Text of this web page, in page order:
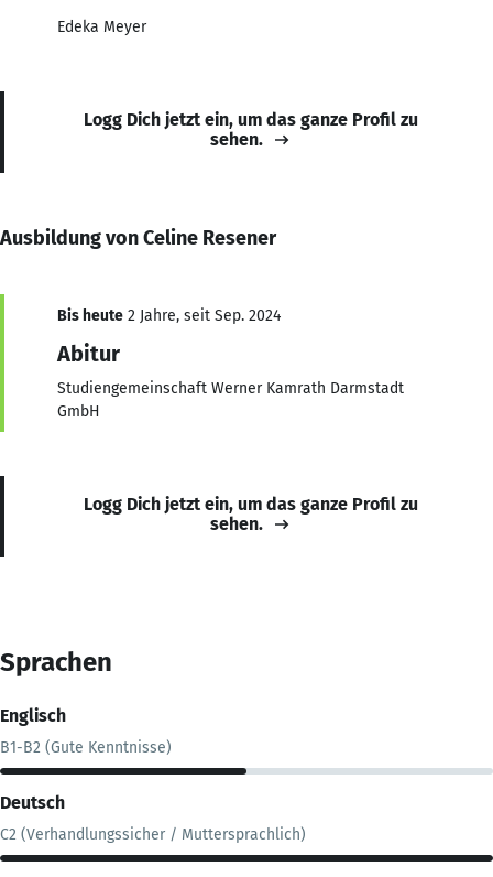
Edeka Meyer
Logg Dich jetzt ein, um das ganze Profil zu
sehen.
Ausbildung von Celine Resener
Bis heute 2 Jahre, seit Sep. 2024
Abitur
Studiengemeinschaft Werner Kamrath Darmstadt
GmbH
Logg Dich jetzt ein, um das ganze Profil zu
sehen.
Sprachen
Englisch
B1-B2 (Gute Kenntnisse)
Deutsch
C2 (Verhandlungssicher / Muttersprachlich)